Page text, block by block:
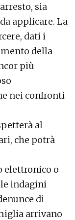
sia
applicare. La
dati i
della
più
nei confronti
al
che potrà
elettronico o
indagini
di
arrivano